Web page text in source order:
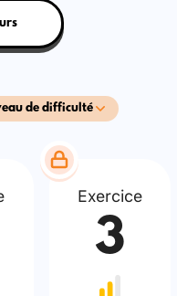
de difficulté
Exercice
3